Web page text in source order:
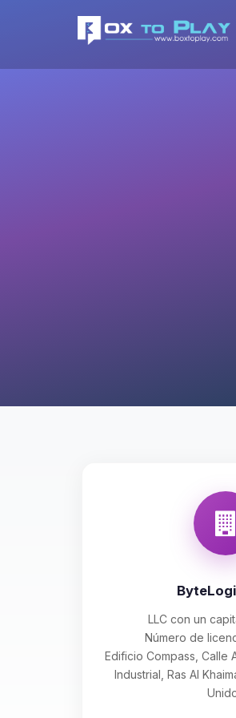
LLC con un
Número de
Edificio Compass, Calle
Industrial, Ras Al